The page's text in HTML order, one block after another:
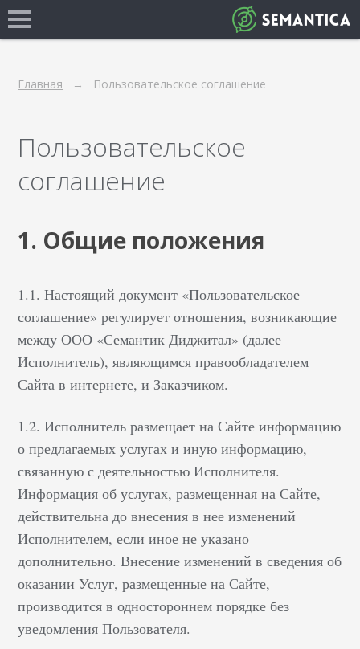
Главная Пользовательское соглашение
Пользовательское
соглашение
1. Общие положения
1.1. Настоящий документ «Пользовательское
соглашение» регулирует отношения, возникающие
между ООО «Семантик Диджитал» (далее –
Исполнитель), являющимся правообладателем
Сайта в интернете, и Заказчиком.
1.2. Исполнитель размещает на Сайте информацию
о предлагаемых услугах и иную информацию,
связанную с деятельностью Исполнителя.
Информация об услугах, размещенная на Сайте,
действительна до внесения в нее изменений
Исполнителем, если иное не указано
дополнительно. Внесение изменений в сведения об
оказании Услуг, размещенные на Сайте,
производится в одностороннем порядке без
уведомления Пользователя.